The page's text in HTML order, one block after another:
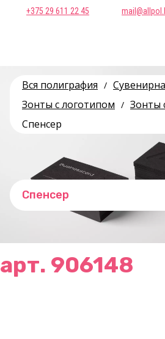
+375 29 611 22 45
Вся полиграфия /
Зонты с логотипом / Зонты
Спенсер
Спенсер
арт. 906148